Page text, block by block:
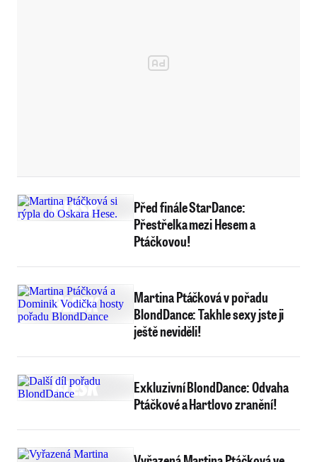
Před finále StarDance:
Přestřelka mezi Hesem a
Ptáčkovou!
Martina Ptáčková v pořadu
BlondDance: Takhle sexy jste ji
ještě neviděli!
Exkluzivní BlondDance: Odvaha
Ptáčkové a Hartlovo zranění!